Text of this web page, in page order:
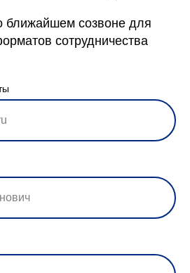
ближайшем созвоне для
сотрудничества